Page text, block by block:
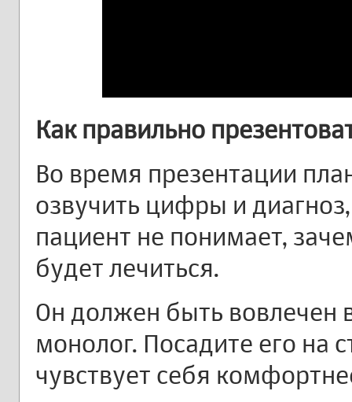
Как правильно
Во время презентации
озвучить цифры и
пациент не понимает,
будет лечиться.
Он должен быть вовлечен
монолог. Посадите его на
чувствует себя